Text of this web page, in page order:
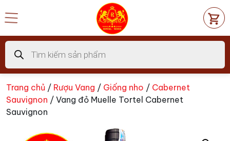
đến
dung
Tìm
kiếm
sản
phẩm
Trang chủ / Rượu Vang / Giống nho / Cabernet
Sauvignon / Vang đỏ Muelle Tortel Cabernet
Sauvignon